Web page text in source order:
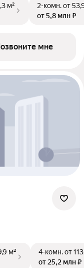
м²
2-комн.от
от 5,8 млн ₽
мне
м²
4-комн.от
от 25,2 млн ₽